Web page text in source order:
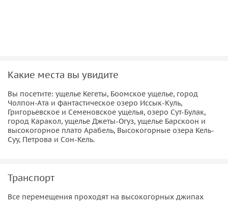
Какие места вы увидите
Вы посетите: ущелье Кегеты, Боомское ущелье, город
Чолпон-Ата и фантастическое озеро Иссык-Куль,
Григорьевское и Семеновское ущелья, озеро Сут-Булак,
город Каракол, ущелье Джеты-Огуз, ущелье Барскоон и
высокогорное плато Арабель, Высокогорные озера Кель-
Суу, Петрова и Сон-Кель.
Транспорт
Все перемещения проходят на высокогорных джипах